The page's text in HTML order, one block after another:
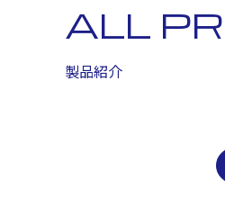
ALL
製品紹介